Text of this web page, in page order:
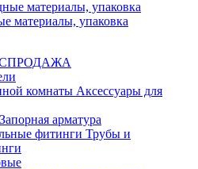
материалы, упаковка
Аксессуары для
Запорная арматура
Трубы и